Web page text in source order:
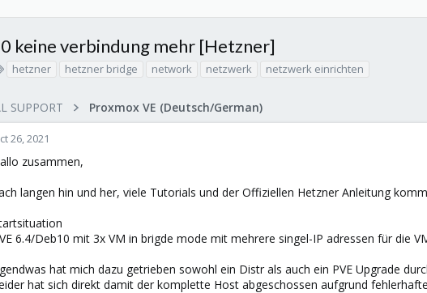
keine verbindung mehr [Hetzner]
s
hetzner hetzner bridge network netzwerk netzwerk einrichten
SUPPORT Proxmox VE (Deutsch/German)
26, 2021
zusammen,
langen hin und her, viele Tutorials und der Offiziellen Hetzner Anleitung
6.4/Deb10 mit 3x VM in brigde mode mit mehrere singel-IP adressen für die
hat mich dazu getrieben sowohl ein Distr als auch ein PVE Upgrade
hat sich direkt damit der komplette Host abgeschossen aufgrund